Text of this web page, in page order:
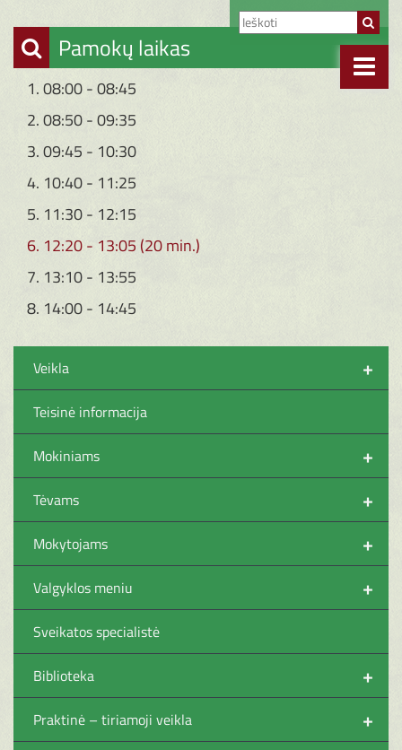
Pamokų laikas
1. 08:00 - 08:45
2. 08:50 - 09:35
3. 09:45 - 10:30
4. 10:40 - 11:25
5. 11:30 - 12:15
6. 12:20 - 13:05 (20 min.)
7. 13:10 - 13:55
8. 14:00 - 14:45
+
Veikla
Teisinė informacija
+
Mokiniams
+
Tėvams
+
Mokytojams
+
Valgyklos meniu
Sveikatos specialistė
+
Biblioteka
+
Praktinė – tiriamoji veikla